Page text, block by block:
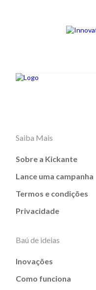
Saiba Mais
Sobre a Kickante
Lance uma campanha
Termos e condições
Privacidade
Baú de ideias
Inovações
Como funciona